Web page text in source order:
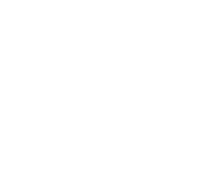
DELUXE Résine Epoxy
Glaçage à Haute
: Motifs Détaillés et
EPOXY TRANSPARENTE